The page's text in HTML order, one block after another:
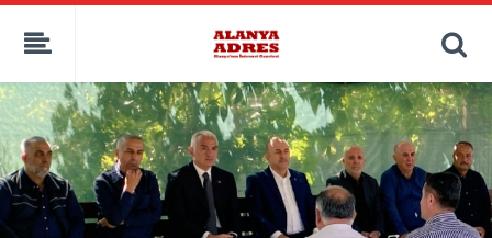
kaçak bahis
deneme bonusu
canlı bahis siteleri
deneme bonusu veren siteler
bahis siteleri
porno izle